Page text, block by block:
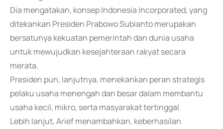
Dia mengatakan, konsep Indonesia Incorporated, yang
ditekankan Presiden Prabowo Subianto merupakan
bersatunya kekuatan pemerintah dan dunia usaha
untuk mewujudkan kesejahteraan rakyat secara
merata.
Presiden pun, lanjutnya, menekankan peran strategis
pelaku usaha menengah dan besar dalam membantu
usaha kecil, mikro, serta masyarakat tertinggal.
Lebih lanjut, Arief menambahkan, keberhasilan